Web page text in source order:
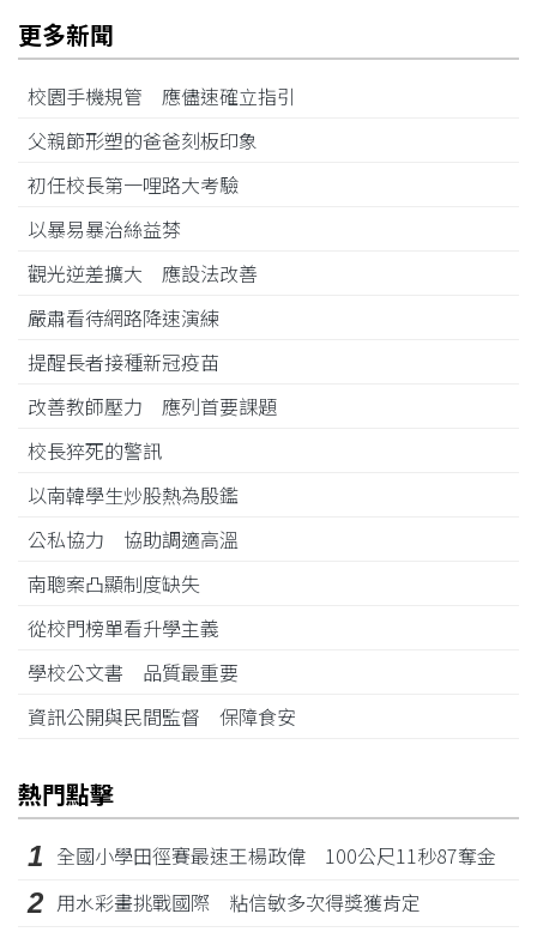
更多新聞
校園手機規管 應儘速確立指引
父親節形塑的爸爸刻板印象
初任校長第一哩路大考驗
以暴易暴治絲益棼
觀光逆差擴大 應設法改善
嚴肅看待網路降速演練
提醒長者接種新冠疫苗
改善教師壓力 應列首要課題
校長猝死的警訊
以南韓學生炒股熱為殷鑑
公私協力 協助調適高溫
南聰案凸顯制度缺失
從校門榜單看升學主義
學校公文書 品質最重要
資訊公開與民間監督 保障食安
熱門點擊
1 全國小學田徑賽最速王楊政偉 100公尺11秒87奪金
2 用水彩畫挑戰國際 粘信敏多次得獎獲肯定